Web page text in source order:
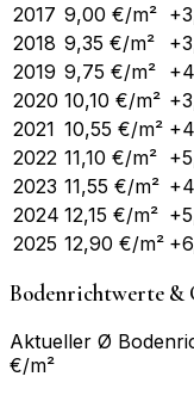
2017 9,00 €/m²
2018 9,35 €/m²
2019 9,75 €/m²
2020 10,10 €/m²
2021 10,55 €/m²
2022 11,10 €/m²
2023 11,55 €/m²
2024 12,15 €/m²
2025 12,90 €/m²
Bodenrichtwerte &
Aktueller Ø
€/m²